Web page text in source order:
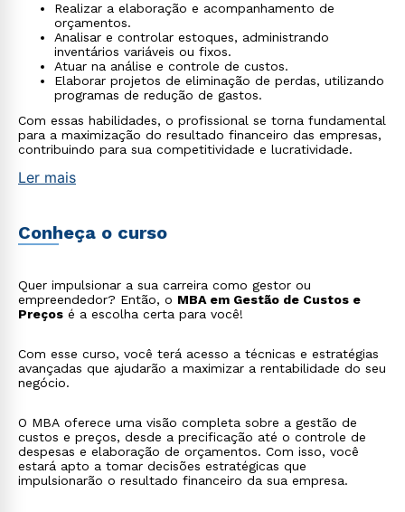
Realizar a elaboração e acompanhamento de
orçamentos.
Analisar e controlar estoques, administrando
inventários variáveis ou fixos.
Atuar na análise e controle de custos.
Elaborar projetos de eliminação de perdas, utilizando
programas de redução de gastos.
Com essas habilidades, o profissional se torna fundamental
para a maximização do resultado financeiro das empresas,
contribuindo para sua competitividade e lucratividade.
Ler mais
Conheça o curso
Quer impulsionar a sua carreira como gestor ou
empreendedor? Então, o MBA em Gestão de Custos e
Preços é a escolha certa para você!
Com esse curso, você terá acesso a técnicas e estratégias
avançadas que ajudarão a maximizar a rentabilidade do seu
negócio.
O MBA oferece uma visão completa sobre a gestão de
custos e preços, desde a precificação até o controle de
despesas e elaboração de orçamentos. Com isso, você
estará apto a tomar decisões estratégicas que
impulsionarão o resultado financeiro da sua empresa.